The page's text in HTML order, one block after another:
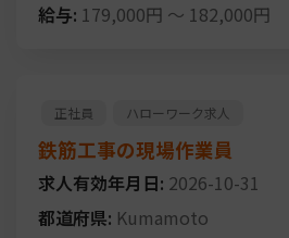
給与: 179,000円 ～ 182,000円
正社員 ハローワーク求人
鉄筋工事の現場作業員
求人有効年月日: 2026-10-31
都道府県: Kumamoto